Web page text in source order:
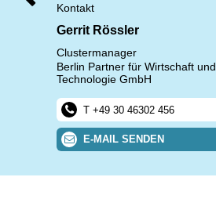
Kontakt
Gerrit Rössler
Clustermanager
Berlin Partner für Wirtschaft und
Technologie GmbH
+49 30 46302 456
E-MAIL SENDEN